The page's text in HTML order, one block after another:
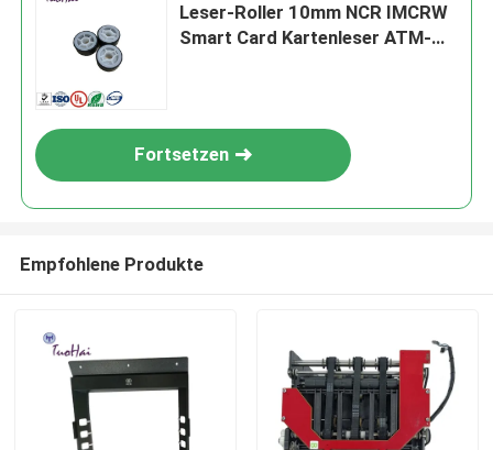
Leser-Roller 10mm NCR IMCRW
Smart Card Kartenleser ATM-
Fortsetzen
Empfohlene Produkte